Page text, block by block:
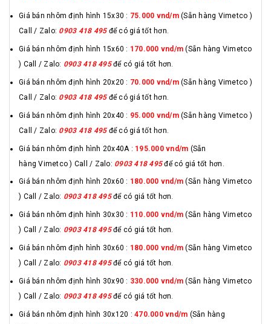
Giá bán nhôm định hình 15x30 : 75.000 vnd/m (Sẵn hàng Vimetco )
Call / Zalo: 0903 418 495để có giá tốt hơn.
Giá bán nhôm định hình 15x60 : 170.000 vnd/m(Sẵn hàng Vimetco
) Call / Zalo: 0903 418 495để có giá tốt hơn.
Giá bán nhôm định hình 20x20 : 70.000 vnd/m (Sẵn hàng Vimetco )
Call / Zalo: 0903 418 495để có giá tốt hơn.
Giá bán nhôm định hình 20x40 : 95.000 vnd/m (Sẵn hàng Vimetco )
Call / Zalo: 0903 418 495để có giá tốt hơn.
Giá bán nhôm định hình 20x40A : 195.000 vnd/m (Sẵn
hàng Vimetco ) Call / Zalo: 0903 418 495để có giá tốt hơn.
Giá bán nhôm định hình 20x60 : 180.000 vnd/m (Sẵn hàng Vimetco
) Call / Zalo: 0903 418 495để có giá tốt hơn.
Giá bán nhôm định hình 30x30 : 110.000 vnd/m(Sẵn hàng Vimetco
) Call / Zalo: 0903 418 495để có giá tốt hơn.
Giá bán nhôm định hình 30x60 : 180.000 vnd/m (Sẵn hàng Vimetco
) Call / Zalo: 0903 418 495để có giá tốt hơn.
Giá bán nhôm định hình 30x90 : 330.000 vnd/m (Sẵn hàng Vimetco
) Call / Zalo: 0903 418 495để có giá tốt hơn.
Giá bán nhôm định hình 30x120 : 470.000 vnd/m (Sẵn hàng